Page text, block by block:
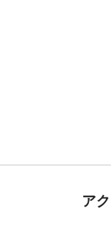
ア